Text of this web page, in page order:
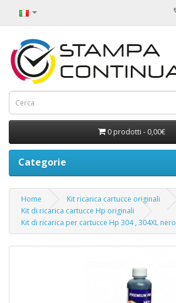
0 prodotti - 0,00€
Categorie
Home
Kit ricarica cartucce originali
Kit di ricarica cartucce Hp originali
Kit di ricarica per cartucce Hp 304 , 304XL nero